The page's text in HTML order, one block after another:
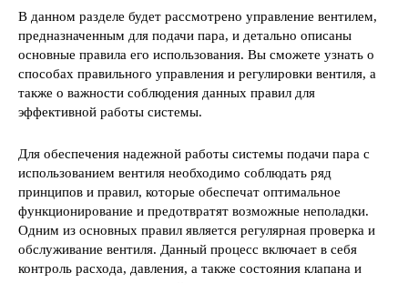
В данном разделе будет рассмотрено управление вентилем,
предназначенным для подачи пара, и детально описаны
основные правила его использования. Вы сможете узнать о
способах правильного управления и регулировки вентиля, а
также о важности соблюдения данных правил для
эффективной работы системы.
Для обеспечения надежной работы системы подачи пара с
использованием вентиля необходимо соблюдать ряд
принципов и правил, которые обеспечат оптимальное
функционирование и предотвратят возможные неполадки.
Одним из основных правил является регулярная проверка и
обслуживание вентиля. Данный процесс включает в себя
контроль расхода, давления, а также состояния клапана и